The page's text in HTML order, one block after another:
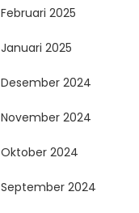
Februari 2025
Januari 2025
Desember 2024
November 2024
Oktober 2024
September 2024